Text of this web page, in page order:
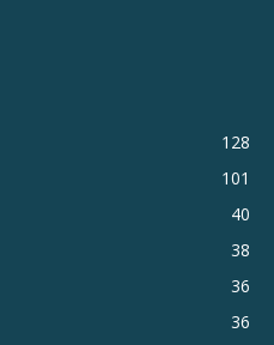
128
101
40
38
36
36